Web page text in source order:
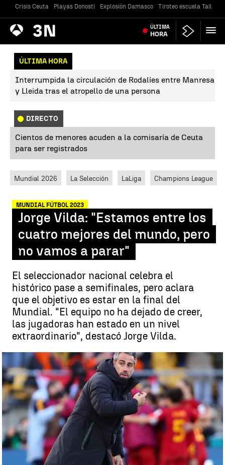
Crisis Ceuta Playas Donosti Explosión Damasco Tiroteo escuela
Antena
3 Noticias ÚLTIMA
HORA
ÚLTIMA HORA
Interrumpida la circulación de Rodalíes entre Manresa
y Lleida tras el atropello de una persona
DIRECTO
Cientos de menores acuden a la comisaría de Ceuta
para ser registrados
Mundial 2026 La Selección LaLiga Champions League
MUNDIAL FÚTBOL 2023
Jorge Vilda: "Estamos entre los
cuatro mejores del mundo, pero
no vamos a parar"
El seleccionador nacional celebra el
histórico pase a semifinales, pero aclara
que el objetivo es estar en la final del
Mundial. "El equipo no ha dejado de creer,
las jugadoras han estado en un nivel
extraordinario", destacó Jorge Vilda.
España se mete en semifinales del Mundial, pero Vilda avisa:
"Queremos estar en la final" |Efe
Guillermo F. Lascoiti
Actualizado: 11 de agosto de 2023, 12:44
Publicado:
11 de agosto de 2023, 09:44